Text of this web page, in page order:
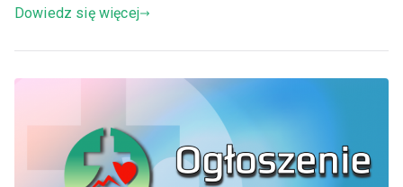
Dowiedz się więcej